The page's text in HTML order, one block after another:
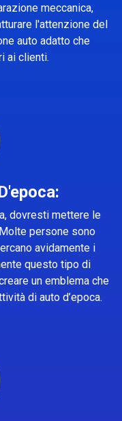
meccanica,
l'attenzione del
auto adatto che
ai clienti.
dovresti mettere le
persone sono
avidamente i
questo tipo di
un emblema che
di auto d’epoca.